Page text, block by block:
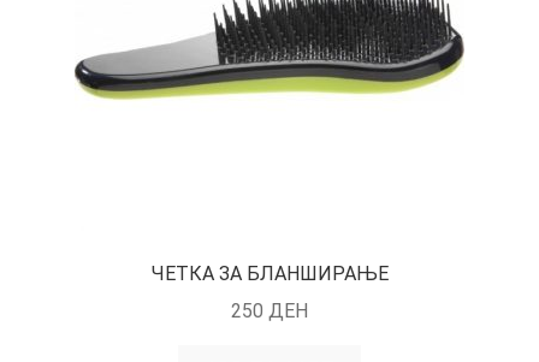
ЧЕТКА ЗА БЛАНШИРАЊЕ
250 ДЕН